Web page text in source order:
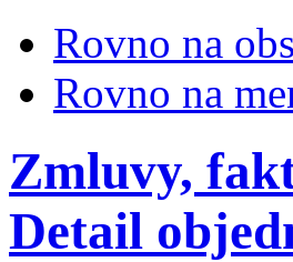
Rovno na
Rovno na
Zmluvy,
Detail